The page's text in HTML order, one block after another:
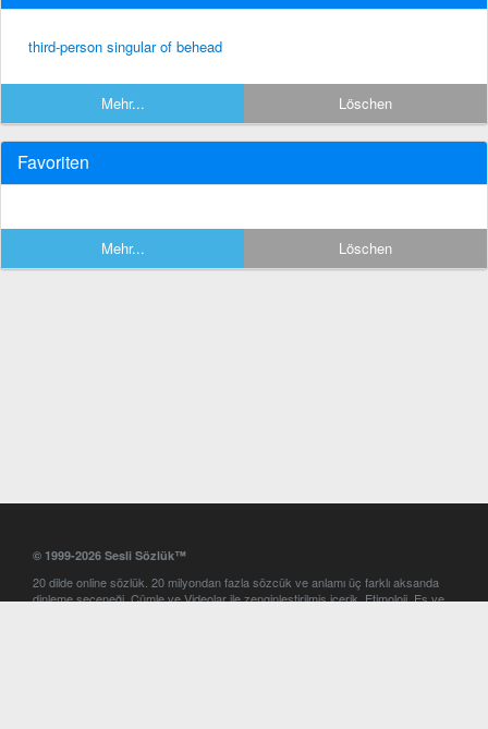
third-person singular of behead
Mehr... Löschen
Favoriten
Mehr... Löschen
© 1999-2026 Sesli Sözlük™
20 dilde online sözlük. 20 milyondan fazla sözcük ve anlamı üç farklı aksanda
dinleme seçeneği. Cümle ve Videolar ile zenginleştirilmiş içerik. Etimoloji, Eş ve